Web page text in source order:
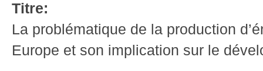
Titre:
La problématique de la production
Europe et son implication sur le